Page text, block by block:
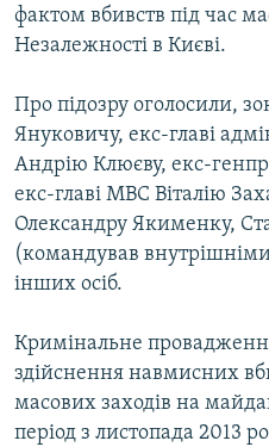
фактом вбивств під час
Незалежності в Києві.
Про підозру оголосили,
Януковичу, екс-главі
Андрію Клюєву, екс-
екс-главі МВС Віталію
Олександру Якименку,
(командував
інших осіб.
Кримінальне
здійснення навмисних
масових заходів на
період з листопада 2013